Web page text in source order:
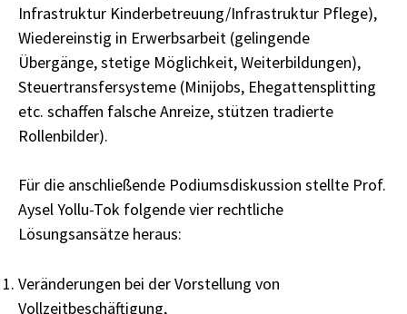
Infrastruktur Kinderbetreuung/Infrastruktur Pflege),
Wiedereinstig in Erwerbsarbeit (gelingende
Übergänge, stetige Möglichkeit, Weiterbildungen),
Steuertransfersysteme (Minijobs, Ehegattensplitting
etc. schaffen falsche Anreize, stützen tradierte
Rollenbilder).
Für die anschließende Podiumsdiskussion stellte Prof.
Aysel Yollu-Tok folgende vier rechtliche
Lösungsansätze heraus:
Veränderungen bei der Vorstellung von
Vollzeitbeschäftigung,